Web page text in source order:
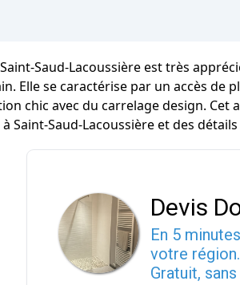
Saud-Lacoussière est très
Elle se caractérise par un accès de
chic avec du carrelage design.
Saint-Saud-Lacoussière et des
Devis
En 5
votre région.
Gratuit,